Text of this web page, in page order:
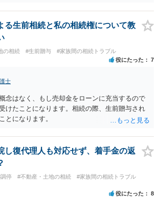
のとしては、 ①信託（家族信託・目的信託） 財
託者（信頼できる友人や専門職）に管理させ、
活費・介護費に優先充当 ・残余を友人や慈善団
定。相続ではなく信託帰属になるため、子の関
す。 ②遺言＋生命保険の組合せ 生活資金は手元
取人を友人・団体にした保険を活用。保険金は
遺留分対策にも有効と思われます。 ③負担付死
等を条件に、死亡時に財産を渡す」契約。条件
、老後の安心を担保できます。 ④ 寄附予約＋解
附を予約しつつ、資金不足時は解除できる条項
るかと思われます。
る生前相続と私の相続権について教
の相続 #生前贈与 #家族間の相続トラブル
役にたった 7
士
念はなく、もし売却金をローンに充当するので
けたことになります。相続の際、生前贈与され
とになります。
し復代理人も対応せず、着手金の返
停 #不動産・土地の相続
#家族間の相続トラブル
役にたった 8